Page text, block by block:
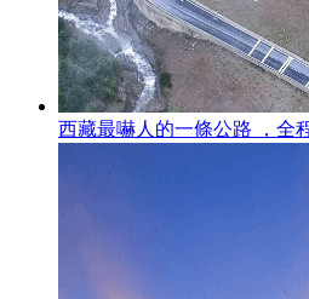
西藏最嚇人的一條公路 ，全